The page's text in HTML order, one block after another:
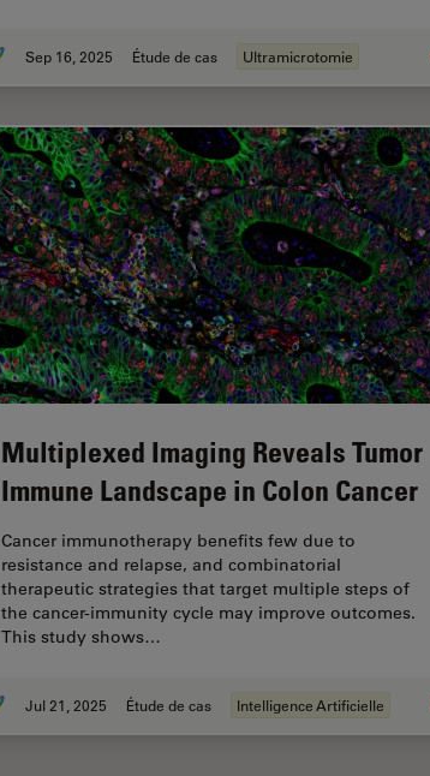
Sep 16, 2025 Étude de cas Ultramicrotomie
Multiplexed Imaging Reveals Tumor
Immune Landscape in Colon Cancer
Cancer immunotherapy benefits few due to
resistance and relapse, and combinatorial
therapeutic strategies that target multiple steps of
the cancer-immunity cycle may improve outcomes.
This study shows…
Jul 21, 2025 Étude de cas Intelligence Artificielle